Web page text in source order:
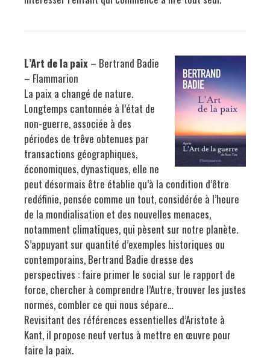
L’Art de la paix – Bertrand Badie
– Flammarion
La paix a changé de nature.
Longtemps cantonnée à l’état de
non-guerre, associée à des
périodes de trêve obtenues par
transactions géographiques,
économiques, dynastiques, elle ne
peut désormais être établie qu’à la condition d’être
redéfinie, pensée comme un tout, considérée à l’heure
de la mondialisation et des nouvelles menaces,
notamment climatiques, qui pèsent sur notre planète.
S’appuyant sur quantité d’exemples historiques ou
contemporains, Bertrand Badie dresse des
perspectives : faire primer le social sur le rapport de
force, chercher à comprendre l’Autre, trouver les justes
normes, combler ce qui nous sépare…
Revisitant des références essentielles d’Aristote à
Kant, il propose neuf vertus à mettre en œuvre pour
faire la paix.